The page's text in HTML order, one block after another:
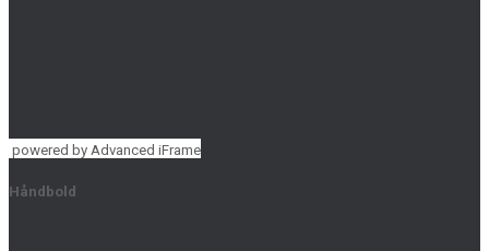
powered by Advanced iFrame
Håndbold